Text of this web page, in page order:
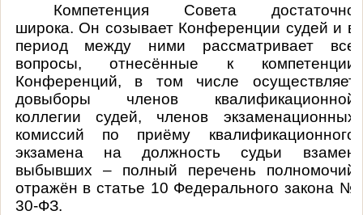
Компетенция Совета достаточно
широка. Он созывает Конференции судей и в
период между ними рассматривает все
вопросы, отнесённые к компетенции
Конференций, в том числе осуществляет
довыборы членов квалификационной
коллегии судей, членов экзаменационных
комиссий по приёму квалификационного
экзамена на должность судьи взамен
выбывших – полный перечень полномочий
отражён в статье 10 Федерального закона №
30-ФЗ.